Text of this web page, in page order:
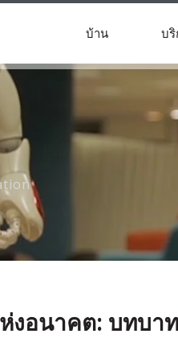
บ้าน บริ
งอนาคต: บทบ